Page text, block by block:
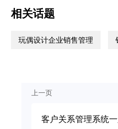
相关话题
玩偶设计企业销售管理
上一页
客户关系管理系统